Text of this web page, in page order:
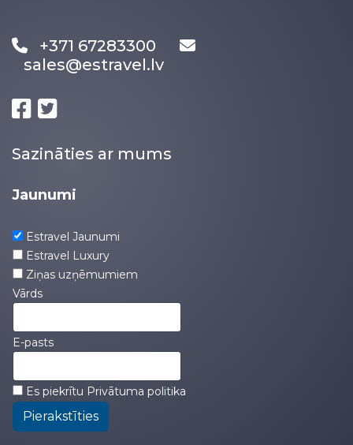
+371 67283300
sales@estravel.lv
Sazināties ar mums
Jaunumi
Estravel Jaunumi
Estravel Luxury
Ziņas uzņēmumiem
Vārds
E-pasts
Es piekrītu Privātuma politika
Pierakstīties